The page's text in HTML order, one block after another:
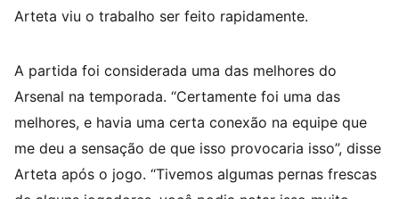
Arteta viu o trabalho ser feito rapidamente.
A partida foi considerada uma das melhores do
Arsenal na temporada. “Certamente foi uma das
melhores, e havia uma certa conexão na equipe que
me deu a sensação de que isso provocaria isso”, disse
Arteta após o jogo. “Tivemos algumas pernas frescas